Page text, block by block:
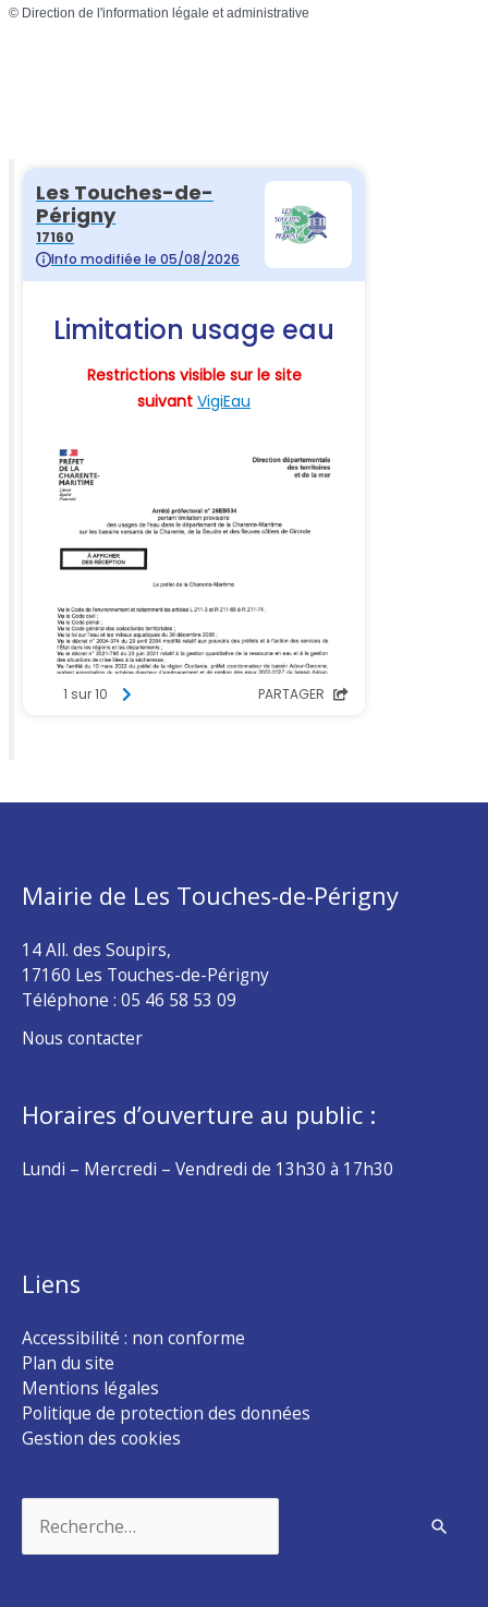
© Direction de l'information légale et administrative
Mairie de Les Touches-de-Périgny
14 All. des Soupirs,
17160 Les Touches-de-Périgny
Téléphone : 05 46 58 53 09
Nous contacter
Horaires d’ouverture au public :
Lundi – Mercredi – Vendredi de 13h30 à 17h30
Liens
Accessibilité : non conforme
Plan du site
Mentions légales
Politique de protection des données
Gestion des cookies